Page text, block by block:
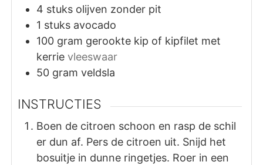
4 stuks olijven zonder pit
1 stuks avocado
100 gram gerookte kip of kipfilet met
kerrie vleeswaar
50 gram veldsla
INSTRUCTIES
Boen de citroen schoon en rasp de schil
er dun af. Pers de citroen uit. Snijd het
bosuitje in dunne ringetjes. Roer in een